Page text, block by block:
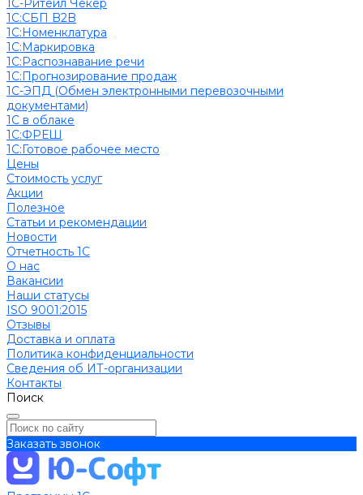
1С-Ритейл Чекер
1С:СБП B2B
1С:Номенклатура
1С:Маркировка
1С:Распознавание речи
1С:Прогнозирование продаж
1С-ЭПД (Обмен электронными перевозочными
документами)
1С в облаке
1С:ФРЕШ
1C:Готовое рабочее место
Цены
Стоимость услуг
Акции
Полезное
Cтатьи и рекомендации
Новости
Отчетность 1С
О нас
Вакансии
Наши статусы
ISO 9001:2015
Отзывы
Доставка и оплата
Политика конфиденциальности
Сведения об ИТ-организации
Контакты
Поиск
Заказать звонок